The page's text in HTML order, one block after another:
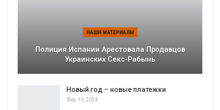
НАШИ МАТЕРИАЛЫ
Полиция Испании Арестовала Продавцов
Украинских Секс-Рабынь
Новый год – новые платежки
Фев 19, 2024